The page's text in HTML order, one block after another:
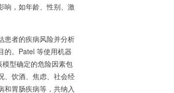
响，如年龄、性别、激
患者的疾病风险并分析
的。Patel 等使用机器
型确定的危险因素包
、饮酒、焦虑、社会经
和胃肠疾病等，共纳入